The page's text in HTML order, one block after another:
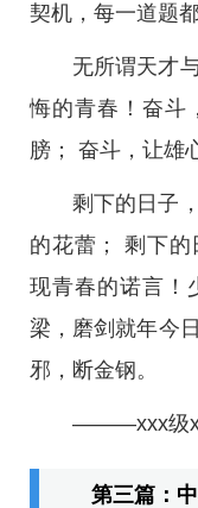
契机，每一道题
无所谓天才
悔的青春！奋斗
膀； 奋斗，让雄
剩下的日子
的花蕾； 剩下
现青春的诺言！
梁，磨剑就年今
邪，断金钢。
———xxx级
第三篇：